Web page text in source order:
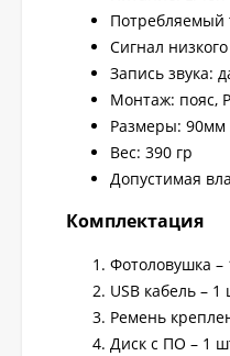
Потребляемый
Сигнал
Запись звука:
Монтаж: пояс,
Размеры: 90мм
Вес: 390 гр
Допустимая
Комплектация
Фотоловушка –
USB кабель – 1
Ремень
Диск с ПО – 1